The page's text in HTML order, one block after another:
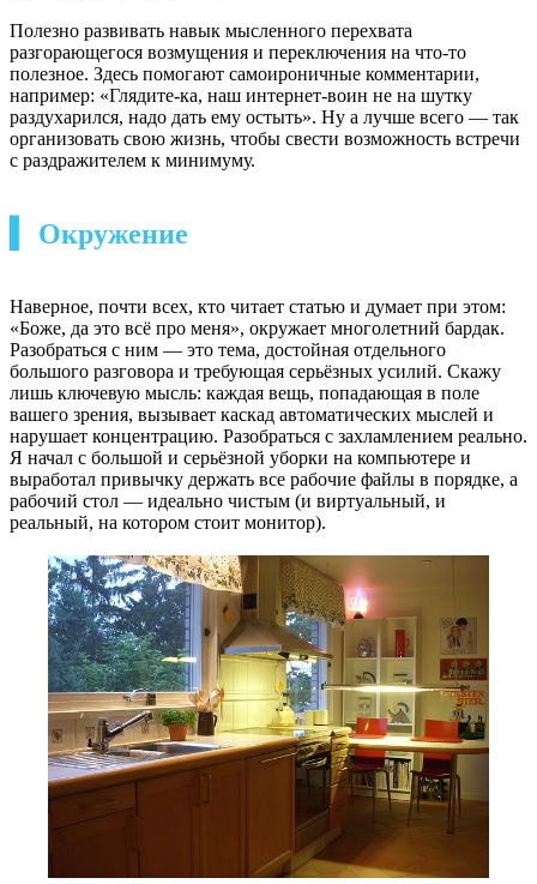
Полезно развивать навык мысленного перехвата
разгорающегося возмущения и переключения на что-то
полезное. Здесь помогают самоироничные комментарии,
например: «Глядите-ка, наш интернет-воин не на шутку
раздухарился, надо дать ему остыть». Ну а лучше всего — так
организовать свою жизнь, чтобы свести возможность встречи
с раздражителем к минимуму.
▍ Окружение
Наверное, почти всех, кто читает статью и думает при этом:
«Боже, да это всё про меня», окружает многолетний бардак.
Разобраться с ним — это тема, достойная отдельного
большого разговора и требующая серьёзных усилий. Скажу
лишь ключевую мысль: каждая вещь, попадающая в поле
вашего зрения, вызывает каскад автоматических мыслей и
нарушает концентрацию. Разобраться с захламлением реально.
Я начал с большой и серьёзной уборки на компьютере и
выработал привычку держать все рабочие файлы в порядке, а
рабочий стол — идеально чистым (и виртуальный, и
реальный, на котором стоит монитор).